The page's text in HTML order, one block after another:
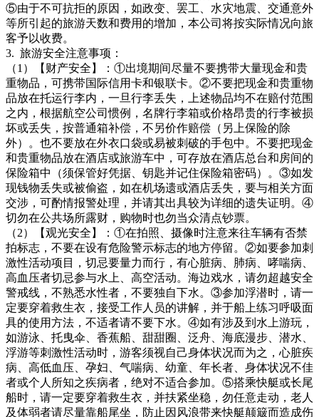
⑤由于不可抗拒的原因，如政变、罢工、水灾地震、交通意外
等所引起的旅游天数和费用的增加，本公司将按实际情况向旅
客予以收费。
3. 旅游安全注意事项：
（1）【财产安全】：①出境期间尽量不要携带大量现金和贵
重物品，可携带国际信用卡和银联卡。②不要把现金和贵重物
品放在托运行李内，一旦行李丢失，上述物品均不在赔付范围
之内，根据航空公司惯例，名牌行李箱或价格昂贵的行李被损
坏或丢失，按普通箱补偿，不另价作赔偿（另上保险的除
外）。也不要放在外衣口袋或易被刺破的手包中。不要把现金
和贵重物品放在酒店或旅游车中，可存放在酒店总台和房间的
保险箱中（须保管好凭据、钥匙并记住保险箱密码）。③如发
现钱物丢失或被偷盗，如在机场遗或酒店丢失，要与相关方面
交涉，可酌情报警处理，并请其出具较为详细的遗失证明。④
切勿在公共场所露财，购物时也勿当众清点钞票。
（2）【观光安全】：①在拍照、摄像时注意来往车辆有否禁
拍标志，不要在设有危险警示标志的地方停留。②如要参加刺
激性活动项目，切忌要量力而行，有心脏病、肺病、哮喘病、
高血压者切忌参与水上、高空活动。海边戏水，请勿超越安全
警戒线，不熟悉水性者，不要独自下水。③参加浮潜时，请一
定要穿着救生衣，接受工作人员的讲解，并于船上练习呼吸面
具的使用方法，不适者请不要下水。④如有涉及到水上游玩，
如游泳、托曳伞、香蕉船、甜甜圈、泛舟、海底漫步、潜水、
浮游等刺激性活动时，游客须视自己身体状况而为之，心脏疾
病、高低血压、孕妇、气喘病、幼童、年长者、身体状况不佳
者或个人所知之疾病者，绝对不适合参加。⑤搭乘快艇或长尾
船时，请一定要穿着救生衣，并扶紧坐稳，勿任意走动，老人
及体弱者请尽量靠船尾坐，防止因风浪带来快艇颠簸而造成伤